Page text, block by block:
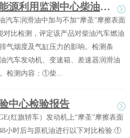
交通部汽车运输行业能源利用监测中心柴油汽车道路检测
汽车润滑油中加与不加“摩圣”摩擦表面
比检测，评定该产品对柴油汽车燃油
气烟度及气缸压力的影响。检测条
汽车发动机、变速箱、差速器润滑油
检测内容：①柴...
中心检验报告
红旗轿车）发动机上“摩圣”摩擦表面
小时后与原机油进行以下对比检验:①